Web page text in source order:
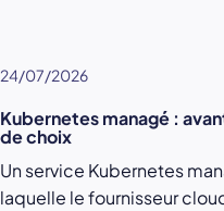
24/07/2026
Kubernetes managé :
de choix
Un service Kubernetes
laquelle le fournisseur